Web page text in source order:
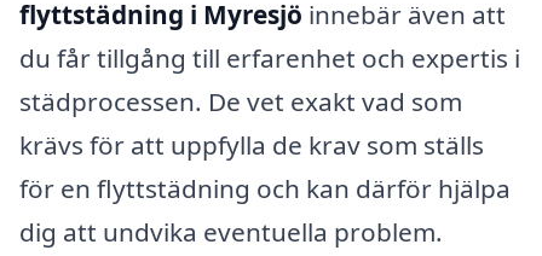
flyttstädning i Myresjö innebär även att
du får tillgång till erfarenhet och expertis i
städprocessen. De vet exakt vad som
krävs för att uppfylla de krav som ställs
för en flyttstädning och kan därför hjälpa
dig att undvika eventuella problem.